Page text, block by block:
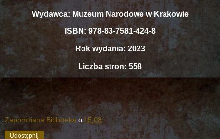
Wydawca: Muzeum Narodowe w Krakowie
ISBN: 978-83-7581-424-8
Rok wydania: 2023
Liczba stron: 558
Zapomniana Biblioteka o 15:08
Udostępnij